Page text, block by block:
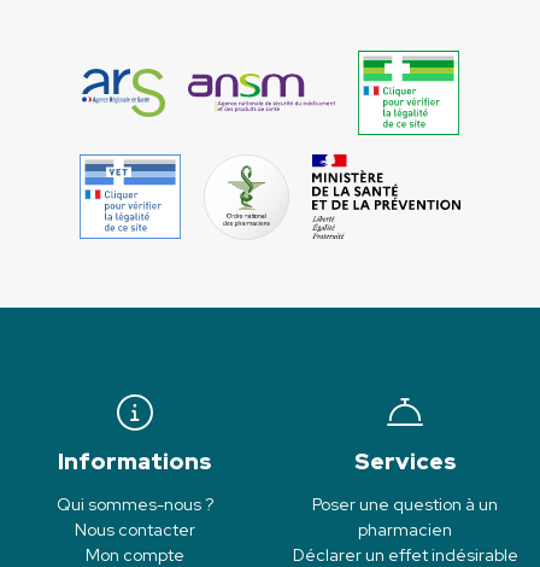
Informations
Qui sommes-nous ?
Nous contacter
Mon compte
Services
Poser une question à un
pharmacien
Déclarer un effet indésirable